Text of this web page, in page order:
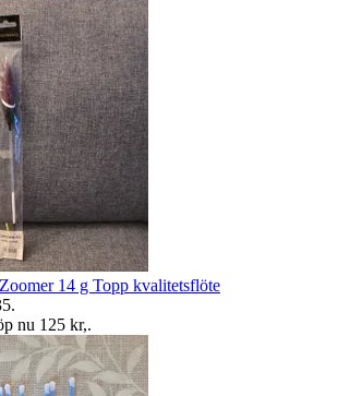
14 g Topp kvalitetsflöte
.
nu 125 kr,.